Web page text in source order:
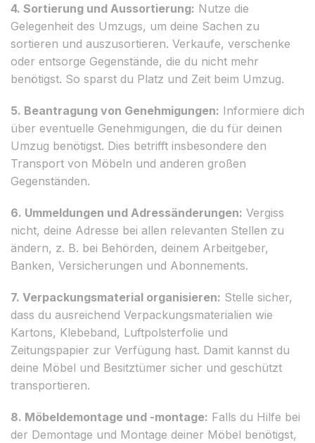
4. Sortierung und Aussortierung: Nutze die
Gelegenheit des Umzugs, um deine Sachen zu
sortieren und auszusortieren. Verkaufe, verschenke
oder entsorge Gegenstände, die du nicht mehr
benötigst. So sparst du Platz und Zeit beim Umzug.
5. Beantragung von Genehmigungen: Informiere dich
über eventuelle Genehmigungen, die du für deinen
Umzug benötigst. Dies betrifft insbesondere den
Transport von Möbeln und anderen großen
Gegenständen.
6. Ummeldungen und Adressänderungen: Vergiss
nicht, deine Adresse bei allen relevanten Stellen zu
ändern, z. B. bei Behörden, deinem Arbeitgeber,
Banken, Versicherungen und Abonnements.
7. Verpackungsmaterial organisieren: Stelle sicher,
dass du ausreichend Verpackungsmaterialien wie
Kartons, Klebeband, Luftpolsterfolie und
Zeitungspapier zur Verfügung hast. Damit kannst du
deine Möbel und Besitztümer sicher und geschützt
transportieren.
8. Möbeldemontage und -montage: Falls du Hilfe bei
der Demontage und Montage deiner Möbel benötigst,